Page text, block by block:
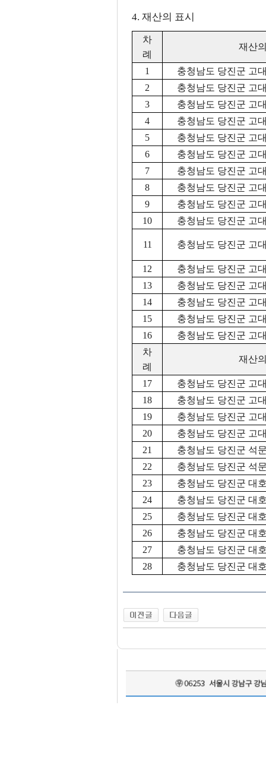
4. 재산의 표시
차
례
재산
1
충청남도 당진군 고
2
충청남도 당진군 고
3
충청남도 당진군 고
4
충청남도 당진군 고
5
충청남도 당진군 고
6
충청남도 당진군 고
7
충청남도 당진군 고
8
충청남도 당진군 고
9
충청남도 당진군 고
10
충청남도 당진군 고
11 충청남도 당진군 고
12
충청남도 당진군 고
13
충청남도 당진군 고
14
충청남도 당진군 고
15
충청남도 당진군 고
16
충청남도 당진군 고
차
례
재산
17
충청남도 당진군 고
18
충청남도 당진군 고
19
충청남도 당진군 고
20
충청남도 당진군 고
21
충청남도 당진군 석
22
충청남도 당진군 석
23
충청남도 당진군 대
24
충청남도 당진군 대
25
충청남도 당진군 대
26
충청남도 당진군 대
27
충청남도 당진군 대
28
충청남도 당진군 대